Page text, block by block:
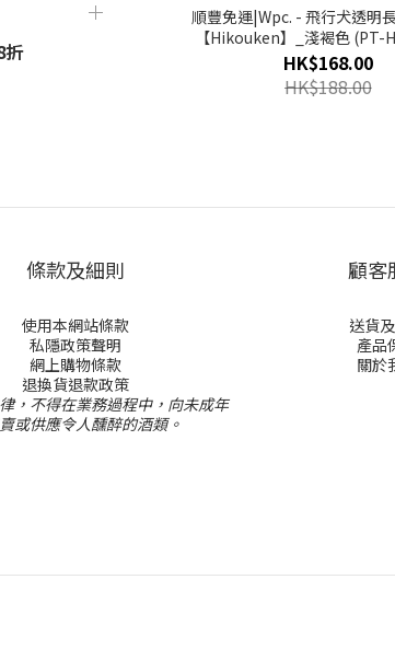
折
順豐免運|Wpc. - 飛行犬透明
【Hikouken】_淺褐色 (PT-
HK$168.00
HK$188.00
條款及細則
使用本網站條款
私隱政策聲明
網上購物條款
退換貨退款政策
，不得在業務過程中，向未成年
或供應令人醺醉的酒類。
顧客
送貨
產品
關於